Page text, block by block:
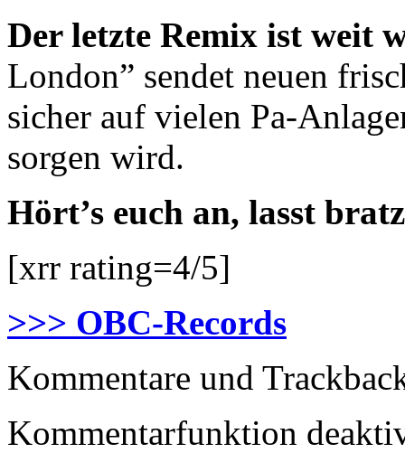
Der letzte Remix ist weit
London” sendet neuen
sicher auf vielen Pa-
sorgen wird.
Hört’s euch an, lasst
[xrr rating=4/5]
>>> OBC-Records
Kommentare und
Kommentarfunktion